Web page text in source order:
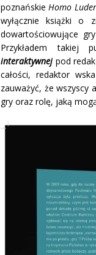
poznańskie Homo
wyłącznie książki o
dowartościowujące
Przykładem takiej
interaktywnej pod
całości, redaktor
zauważyć, że wszyscy
gry oraz rolę, jaką